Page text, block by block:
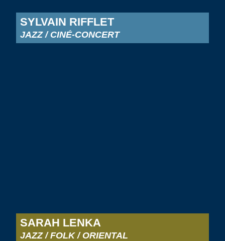
SYLVAIN RIFFLET
JAZZ / CINÉ-CONCERT
SARAH LENKA
JAZZ / FOLK / ORIENTAL